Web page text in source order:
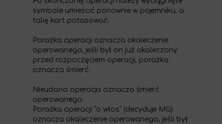
symbole umieścić ponownie w pojemniku, a
talię kart potasować.
Porażka operacji oznacza okaleczenie
operowanego, jeśli był on już okaleczony
przed rozpoczęciem operacji, porażka
oznacza śmierć.
Nieudana operacja oznacza śmierć
operowanego.
Porażka operacji “o włos” (decyduje MG)
oznacza okaleczenie operowanego, jeśli był